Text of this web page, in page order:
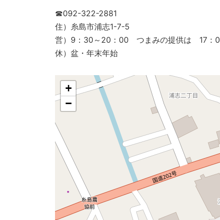
☎092-322-2881
住）糸島市浦志1-7-5
営）9：30～20：00 つまみの提供は 17
休）盆・年末年始
+
−